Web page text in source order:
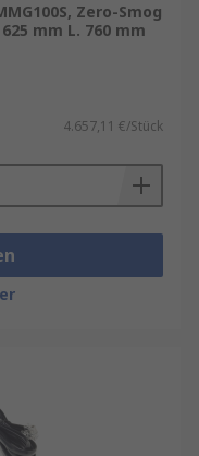
Zero-Smog
mm L. 760 mm
4.657,11 €/Stück